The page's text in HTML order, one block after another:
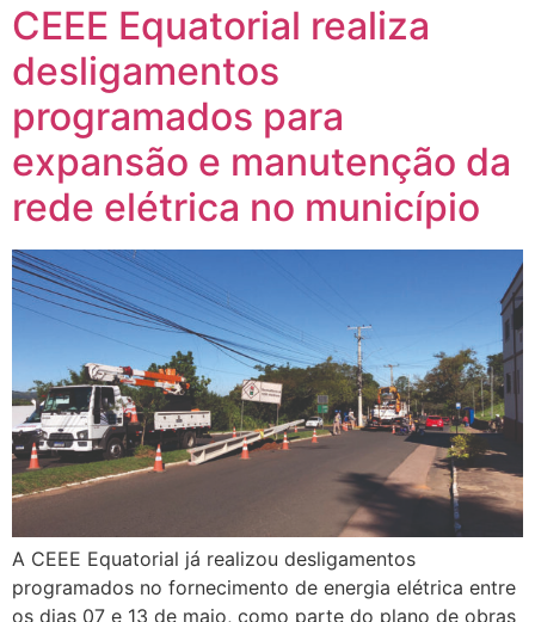
CEEE Equatorial realiza
desligamentos
programados para
expansão e manutenção da
rede elétrica no município
A CEEE Equatorial já realizou desligamentos
programados no fornecimento de energia elétrica entre
os dias 07 e 13 de maio, como parte do plano de obras